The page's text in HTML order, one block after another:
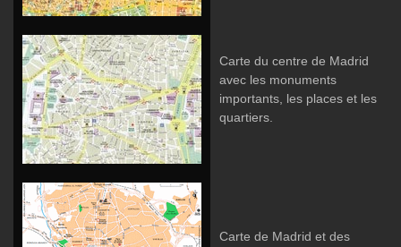
Carte du centre de Madrid
avec les monuments
importants, les places et les
quartiers.
Carte de Madrid et des